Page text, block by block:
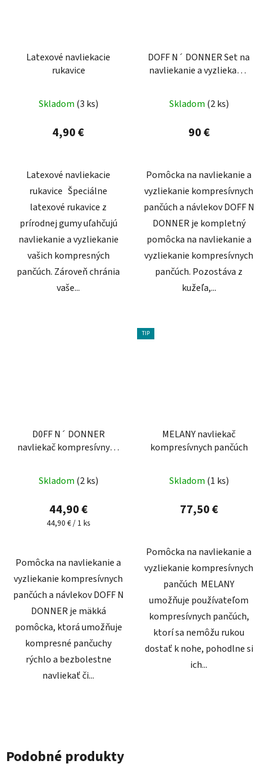
Latexové navliekacie
rukavice
Skladom (3 ks)
4,90 €
Latexové navliekacie
rukavice Špeciálne
latexové rukavice z
prírodnej gumy uľahčujú
navliekanie a vyzliekanie
vašich kompresných
pančúch. Zároveň chránia
vaše...
DOFF N´ DONNER Set na
navliekanie a vyzliekanie
Skladom (2 ks)
90 €
Pomôcka na navliekanie a
vyzliekanie kompresívnych
pančúch a návlekov DOFF N
DONNER je kompletný
pomôcka na navliekanie a
vyzliekanie kompresívnych
pančúch. Pozostáva z
kužeľa,...
D0FF N´ DONNER
navliekač kompresívnych
Skladom (2 ks)
44,90 €
Jednotková
44,90 € / 1 ks
Pomôcka na navliekanie a
vyzliekanie kompresívnych
pančúch a návlekov DOFF N
DONNER je mäkká
pomôcka, ktorá umožňuje
kompresné pančuchy
rýchlo a bezbolestne
navliekať či...
TIP
MELANY navliekač
kompresívnych pančúch
Skladom (1 ks)
77,50 €
Pomôcka na navliekanie a
vyzliekanie kompresívnych
pančúch MELANY
umožňuje používateľom
kompresívnych pančúch,
ktorí sa nemôžu rukou
dostať k nohe, pohodlne si
ich...
Podobné produkty